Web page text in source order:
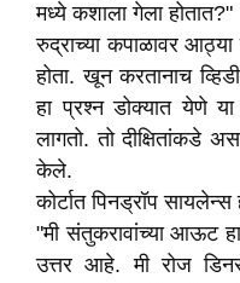
मध्ये कशाला गेला होतात?"
रुद्राच्या कपाळावर आठ्या
होता. खून करतानाच
हा प्रश्न डोक्यात येणे
लागतो. तो दीक्षितांकडे
केले.
कोर्टात पिनड्रॉप सायलेन्स
"मी संतुकरावांच्या आऊट
उत्तर आहे. मी रोज